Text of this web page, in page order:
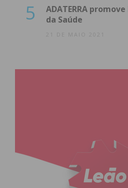
5
ADATERRA
da Saúde
21 DE MAIO 2021